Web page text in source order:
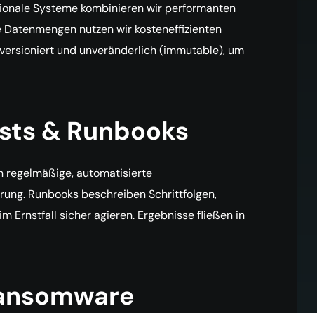
Systeme kombinieren wir performanten
nutzen wir kosteneffizienten
und unveränderlich (immutable), um
& Runbooks
regelmäßige, automatisierte
Runbooks beschreiben Schrittfolgen,
Ernstfall sicher agieren. Ergebnisse fließen in